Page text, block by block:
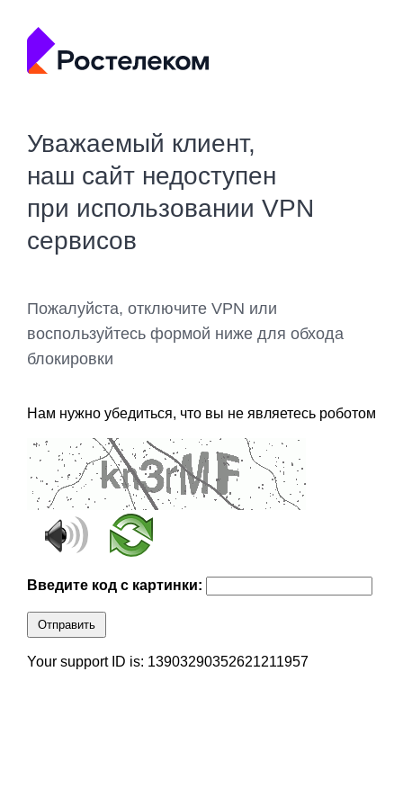
Уважаемый клиент,
наш сайт недоступен
при использовании VPN
сервисов
Пожалуйста, отключите VPN или
воспользуйтесь формой ниже для обхода
блокировки
Нам нужно убедиться, что вы не являетесь роботом
Введите код с картинки:
Отправить
Your support ID is: 13903290352621211957